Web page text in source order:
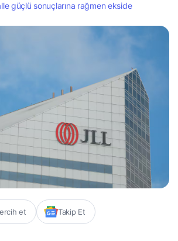
güçlü sonuçlarına rağmen ekside
et Takip Et